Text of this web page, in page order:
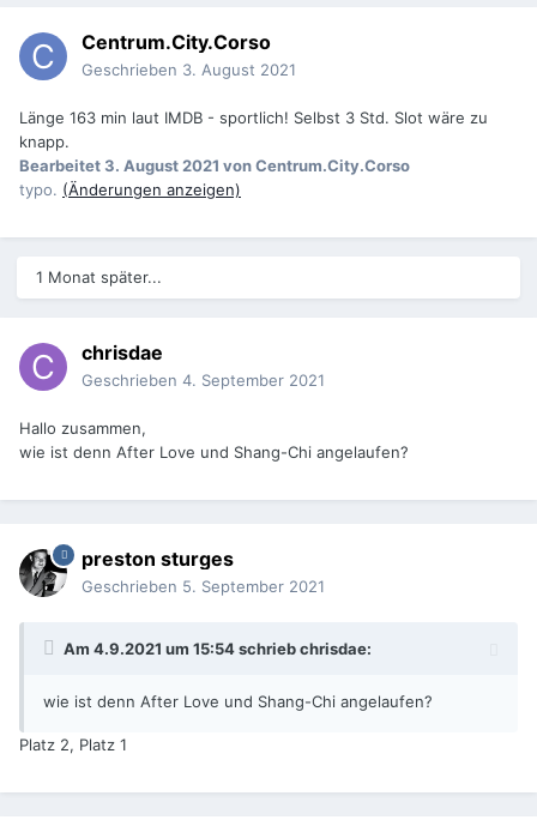
Centrum.City.Corso
Geschrieben 3. August 2021
Länge 163 min laut IMDB - sportlich! Selbst 3 Std. Slot wäre zu
knapp.
Bearbeitet3. August 2021 von Centrum.City.Corso
typo. (Änderungen anzeigen)
1 Monat später...
chrisdae
Geschrieben 4. September 2021
Hallo zusammen,
wie ist denn After Love und Shang-Chi angelaufen?
preston sturges
Geschrieben 5. September 2021
Am 4.9.2021 um 15:54 schriebchrisdae:
wie ist denn After Love und Shang-Chi angelaufen?
Platz 2, Platz 1